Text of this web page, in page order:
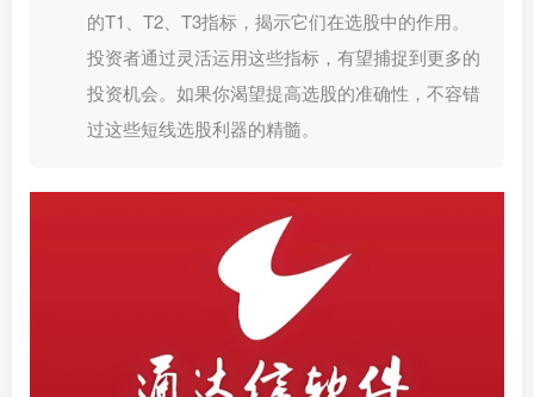
的T1、T2、T3指标，揭示它们在选股中的作用。
投资者通过灵活运用这些指标，有望捕捉到更多的
投资机会。如果你渴望提高选股的准确性，不容错
过这些短线选股利器的精髓。